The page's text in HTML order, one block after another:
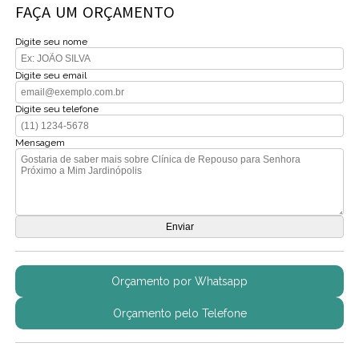
FAÇA UM ORÇAMENTO
Digite seu nome
Digite seu email
Digite seu telefone
Mensagem
Orçamento por Whatsapp
Orçamento pelo Telefone